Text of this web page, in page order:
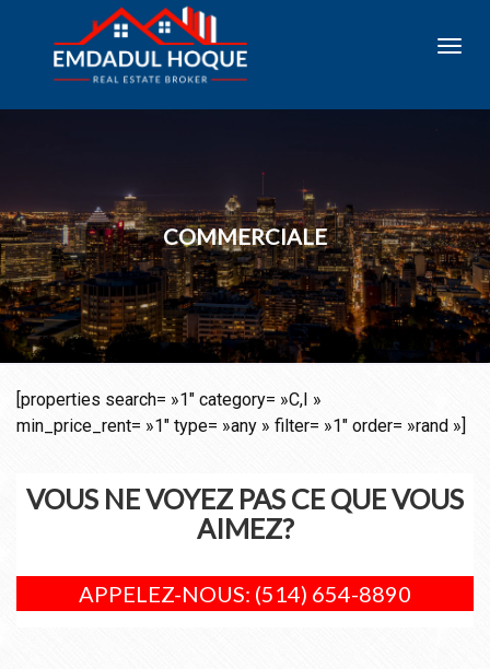
COMMERCIALE
[properties search= »1″ category= »C,I »
min_price_rent= »1″ type= »any » filter= »1″ order= »rand »]
VOUS NE VOYEZ PAS CE QUE VOUS
AIMEZ?
APPELEZ-NOUS: (514) 654-8890